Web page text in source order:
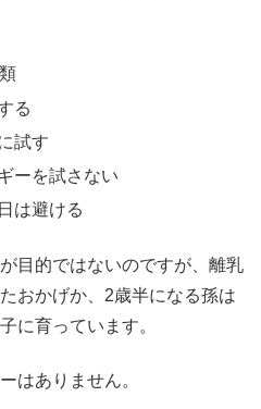
る
試す
ーを試さない
は避ける
目的ではないのですが、離乳
おかげか、2歳半になる孫は
に育っています。
はありません。